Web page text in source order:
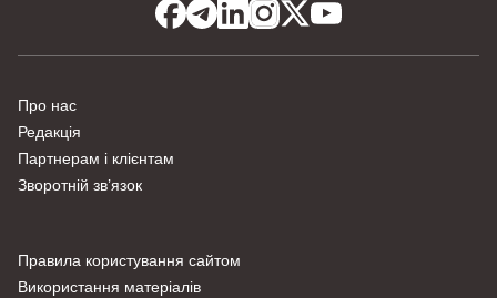
Про нас
Редакція
Партнерам і клієнтам
Зворотній зв’язок
Правила користування сайтом
Використання матеріалів